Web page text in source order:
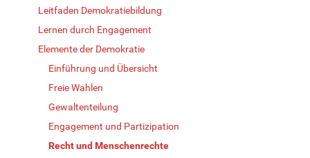
Leitfaden Demokratiebildung
Lernen durch Engagement
Elemente der Demokratie
Einführung und Übersicht
Freie Wahlen
Gewaltenteilung
Engagement und Partizipation
Recht und Menschenrechte